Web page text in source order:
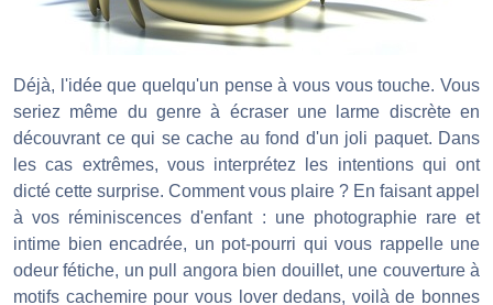
Déjà, l'idée que quelqu'un pense à vous vous touche. Vous
seriez même du genre à écraser une larme discrète en
découvrant ce qui se cache au fond d'un joli paquet. Dans
les cas extrêmes, vous interprétez les intentions qui ont
dicté cette surprise. Comment vous plaire ? En faisant appel
à vos réminiscences d'enfant : une photographie rare et
intime bien encadrée, un pot-pourri qui vous rappelle une
odeur fétiche, un pull angora bien douillet, une couverture à
motifs cachemire pour vous lover dedans, voilà de bonnes